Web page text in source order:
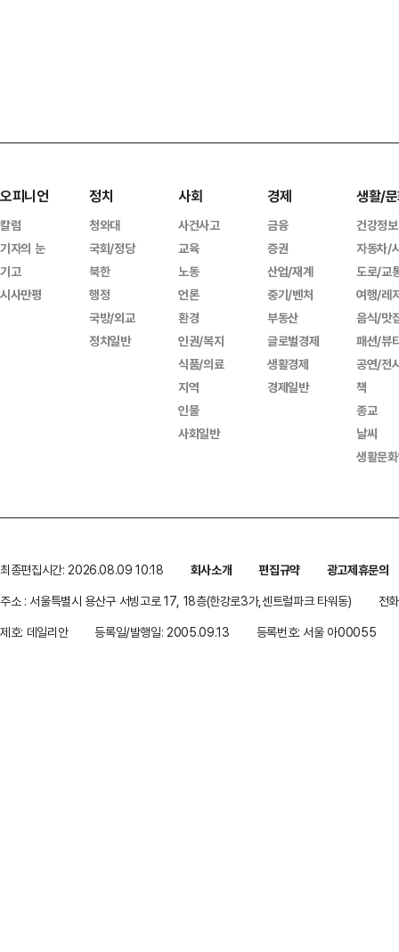
오피니언
칼럼
기자의 눈
기고
시사만평
정치
청와대
국회/정당
북한
행정
국방/외교
정치일반
사회
사건사고
교육
노동
언론
환경
인권/복지
식품/의료
지역
인물
사회일반
경제
금융
증권
산업/재계
중기/벤처
부동산
글로벌경제
생활경제
경제일반
생활/
건강정보
자동차/
도로/교
여행/레
음식/맛
패션/뷰
공연/전
책
종교
날씨
생활문
최종편집시간: 2026.08.09 10:18 회사소개 편집규약
광고제휴문의
주소 : 서울특별시 용산구 서빙고로 17, 18층(한강로3가,센트럴파크 타워동)
전
제호: 데일리안
등록일/발행일: 2005.09.13 등록번호: 서울 아00055